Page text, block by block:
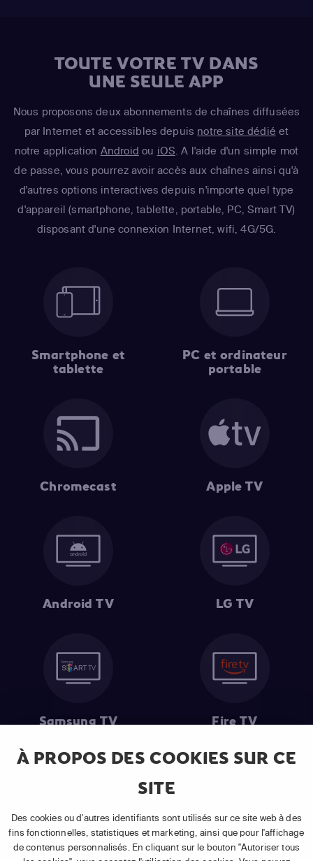
À PROPOS DES COOKIES SUR CE
SITE
Des cookies ou d'autres identifiants sont utilisés sur ce site web à des
fins fonctionnelles, statistiques et marketing, ainsi que pour l'affichage
de contenus personnalisés. En cliquant sur le bouton "Autoriser tous
TOUTE VOTRE TV DANS
UNE SEULE APP
Nous proposons deux abonnements de chaînes diffusées
par Internet et accessibles depuis notre site dédié et
notre application Android ou iOS. A l'aide d'un simple mot
de passe, vous pourrez avoir accès aux chaînes ainsi qu'à
d'autres options interactives depuis n'importe quel type
d'appareil (smartphone, tablette, portable, PC, Smart TV)
disposant d'une connexion Internet, wifi, 4G/5G.
Smartphone et
tablette
PC et ordinateur
portable
Chromecast Apple TV
Android TV LG TV
Samsung TV Fire TV
souscription à un abonnement APP TV Basic.
(2) Prix de l'abonnement : TVA comprise, hors promotion, hors frais
uniques d'activation, hors frais de matériel et hors frais d'installation.